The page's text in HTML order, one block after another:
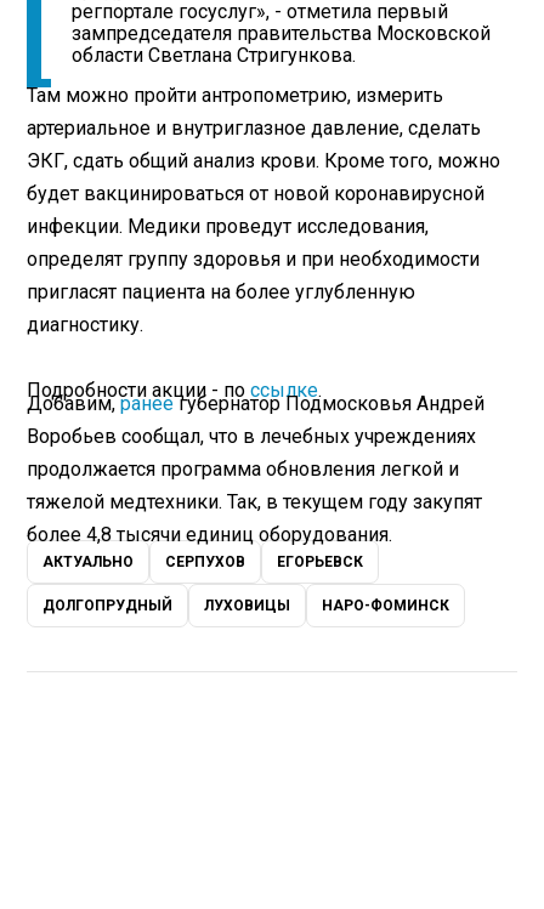
регпортале госуслуг», - отметила первый
зампредседателя правительства Московской
области Светлана Стригункова.
Там можно пройти антропометрию, измерить
артериальное и внутриглазное давление, сделать
ЭКГ, сдать общий анализ крови. Кроме того, можно
будет вакцинироваться от новой коронавирусной
инфекции. Медики проведут исследования,
определят группу здоровья и при необходимости
пригласят пациента на более углубленную
диагностику.
Подробности акции - поссылке.
Добавим,ранеегубернатор Подмосковья Андрей
Воробьев сообщал, что в лечебных учреждениях
продолжается программа обновления легкой и
тяжелой медтехники. Так, в текущем году закупят
более 4,8 тысячи единиц оборудования.
АКТУАЛЬНО СЕРПУХОВ ЕГОРЬЕВСК
ДОЛГОПРУДНЫЙ ЛУХОВИЦЫ НАРО-ФОМИНСК